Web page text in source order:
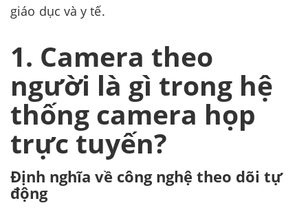
giáo dục và y tế.
1. Camera theo
người là gì trong hệ
thống camera họp
trực tuyến?
Định nghĩa về công nghệ theo dõi tự
động